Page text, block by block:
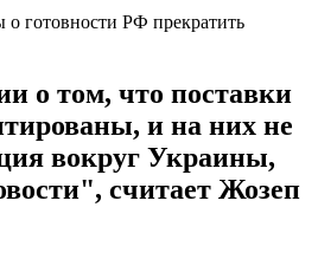
о готовности РФ прекратить
о том, что поставки
и на них не
вокруг Украины,
считает Жозеп